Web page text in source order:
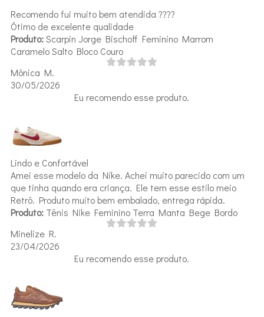
Recomendo fui muito bem atendida ????
Ótimo de excelente qualidade
Produto:Scarpin Jorge Bischoff Feminino Marrom
Caramelo Salto Bloco Couro
Mônica M.
30/05/2026
Eu recomendo esse produto.
Lindo e Confortável
Amei esse modelo da Nike. Achei muito parecido com um
que tinha quando era criança. Ele tem esse estilo meio
Retrô. Produto muito bem embalado, entrega rápida.
Produto:Tênis Nike Feminino Terra Manta Bege Bordo
Minelize R.
23/04/2026
Eu recomendo esse produto.